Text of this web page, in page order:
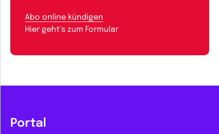
Abo online kündigen
Hier geht’s zum Formular
Portal